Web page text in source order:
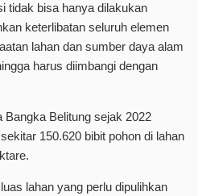
tidak bisa hanya dilakukan
keterlibatan seluruh elemen
lahan dan sumber daya alam
harus diimbangi dengan
Bangka Belitung sejak 2022
150.620 bibit pohon di lahan
lahan yang perlu dipulihkan